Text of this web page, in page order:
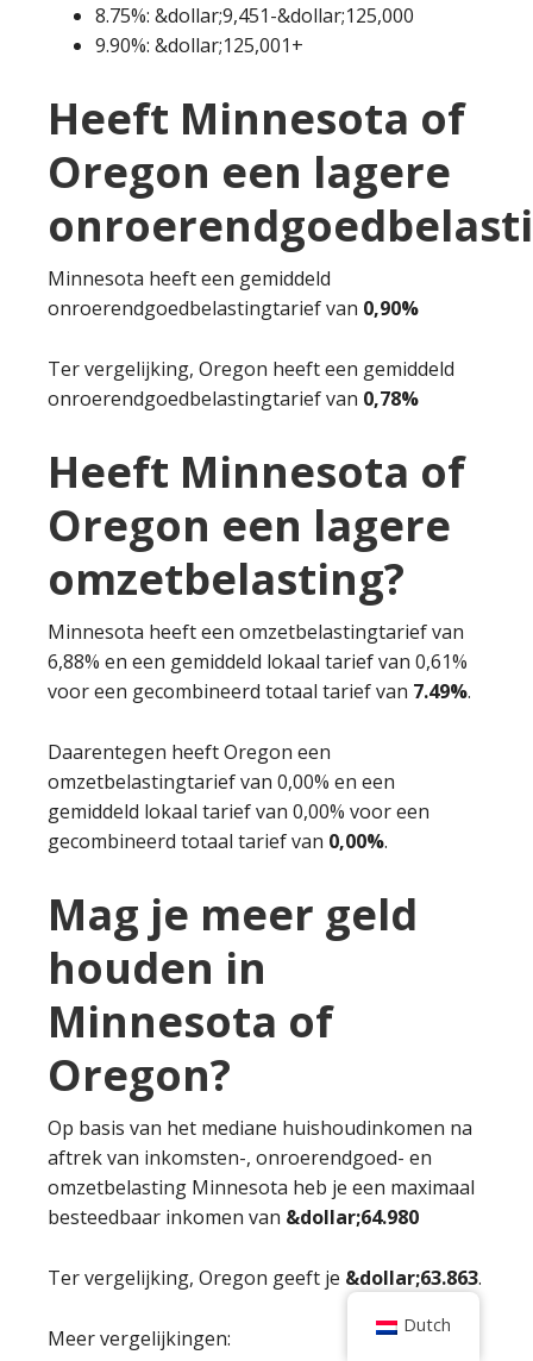
8.75%: &dollar;9,451-&dollar;125,000
9.90%: &dollar;125,001+
Heeft Minnesota of
Oregon een lagere
Minnesota heeft een gemiddeld
onroerendgoedbelastingtarief van 0,90%
Ter vergelijking, Oregon heeft een gemiddeld
onroerendgoedbelastingtarief van 0,78%
Heeft Minnesota of
Oregon een lagere
omzetbelasting?
Minnesota heeft een omzetbelastingtarief van
6,88% en een gemiddeld lokaal tarief van 0,61%
voor een gecombineerd totaal tarief van 7.49%.
Daarentegen heeft Oregon een
omzetbelastingtarief van 0,00% en een
gemiddeld lokaal tarief van 0,00% voor een
gecombineerd totaal tarief van 0,00%.
Mag je meer geld
houden in
Minnesota of
Oregon?
Op basis van het mediane huishoudinkomen na
aftrek van inkomsten-, onroerendgoed- en
omzetbelasting Minnesota heb je een maximaal
besteedbaar inkomen van &dollar;64.980
Ter vergelijking, Oregon geeft je &dollar;63.863.
Meer vergelijkingen:
Dutch